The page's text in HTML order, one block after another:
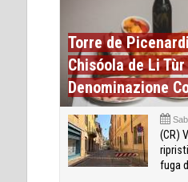
Torre de
Chisóola de Li
Denominazione
(CR)
fuga